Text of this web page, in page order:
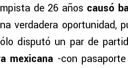
de 26 años causó
verdadera oportunidad,
disputó un par de
mexicana -con